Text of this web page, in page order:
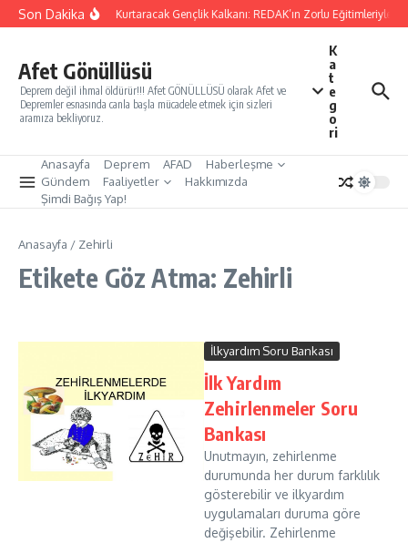
İçeriğe atla
Son DakikaYarınları Kurtaracak Gençlik Kalkanı: REDAK’ın Zorlu Eğitimleriyle
Afet Gönüllüsü
Deprem değil ihmal öldürür!!! Afet GÖNÜLLÜSÜ olarak Afet ve
Depremler esnasında canla başla mücadele etmek için sizleri
aramıza bekliyoruz.
K
a
t
e
g
o
ri
Anasayfa Deprem AFAD
Haberleşme
Gündem
Faaliyetler
Hakkımızda
Şimdi Bağış Yap!
Anasayfa / Zehirli
Etikete Göz Atma: Zehirli
İlkyardım Soru Bankası
İlk Yardım
Zehirlenmeler Soru
Bankası
Unutmayın, zehirlenme
durumunda her durum farklılık
gösterebilir ve ilkyardım
uygulamaları duruma göre
değişebilir. Zehirlenme